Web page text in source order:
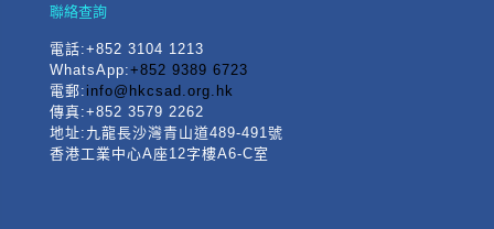
聯絡查詢
電話:+852 3104 1213
WhatsApp:+852 9389 6723
電郵: info@hkcsad.org.hk
傳真:+852 3579 2262
地址:九龍長沙灣青山道489-491號
香港工業中心A座12字樓A6-C室